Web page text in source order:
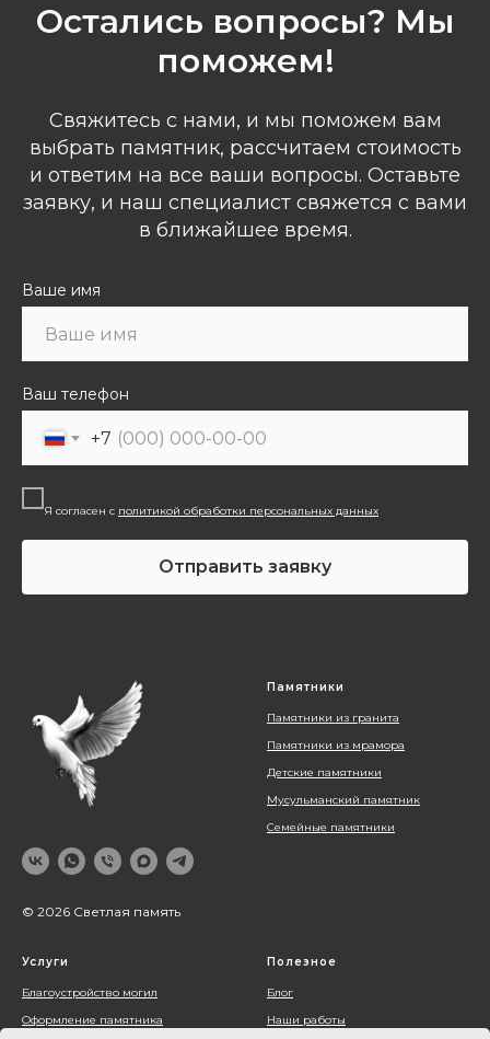
Остались вопросы? Мы
поможем!
Свяжитесь с нами, и мы поможем вам
выбрать памятник, рассчитаем стоимость
и ответим на все ваши вопросы. Оставьте
заявку, и наш специалист свяжется с вами
в ближайшее время.
Ваше имя
Ваш телефон
+7
Я согласен с политикой обработки персональных данных
Отправить заявку
© 2026 Светлая память
Памятники
Памятники из гранита
Памятники из мрамора
Детские памятники
Мусульманский памятник
Семейные памятники
Услуги
Благоустройство могил
Оформление памятника
Полезное
Блог
Наши работы